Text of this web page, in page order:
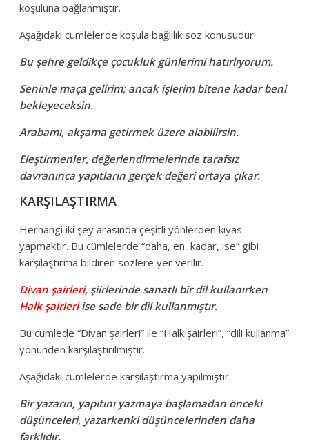
koşuluna bağlanmıştır.
Aşağıdaki cümlelerde koşula bağlılık söz konusudur.
Bu şehre geldikçe çocukluk günlerimi hatırlıyorum.
Seninle maça gelirim; ancak işlerim bitene kadar beni
bekleyeceksin.
Arabamı, akşama getirmek üzere alabilirsin.
Eleştirmenler, değerlendirmelerinde tarafsız
davranınca yapıtların gerçek değeri ortaya çıkar.
KARŞILAŞTIRMA
Herhangi iki şey arasında çeşitli yönlerden kıyas
yapmaktır. Bu cümlelerde “daha, en, kadar, ise” gibi
karşılaştırma bildiren sözlere yer verilir.
Divan şairleri, şiirlerinde sanatlı bir dil kullanırken
Halk şairleriise sade bir dil kullanmıştır.
Bu cümlede “Divan şairleri” ile “Halk şairleri”, “dili kullanma”
yönünden karşılaştırılmıştır.
Aşağıdaki cümlelerde karşılaştırma yapılmıştır.
Bir yazarın, yapıtını yazmaya başlamadan önceki
düşünceleri, yazarkenki düşüncelerinden daha
farklıdır.